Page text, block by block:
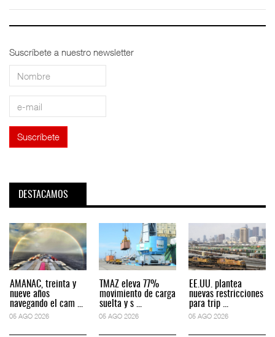
Suscríbete a nuestro newsletter
DESTACAMOS
AMANAC, treinta y
nueve años
navegando el cam ...
05 AGO 2026
TMAZ eleva 77%
movimiento de carga
suelta y s ...
05 AGO 2026
EE.UU. plantea
nuevas restricciones
para trip ...
05 AGO 2026